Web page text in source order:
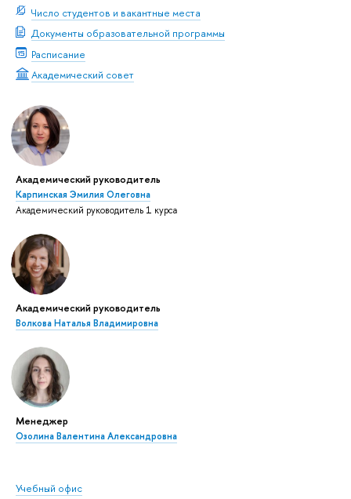
Число студентов и вакантные места
Документы образовательной программы
Расписание
Академический совет
Академический руководитель
Карпинская Эмилия Олеговна
Академический руководитель 1 курса
Академический руководитель
Волкова Наталья Владимировна
Менеджер
Озолина Валентина Александровна
Учебный офис